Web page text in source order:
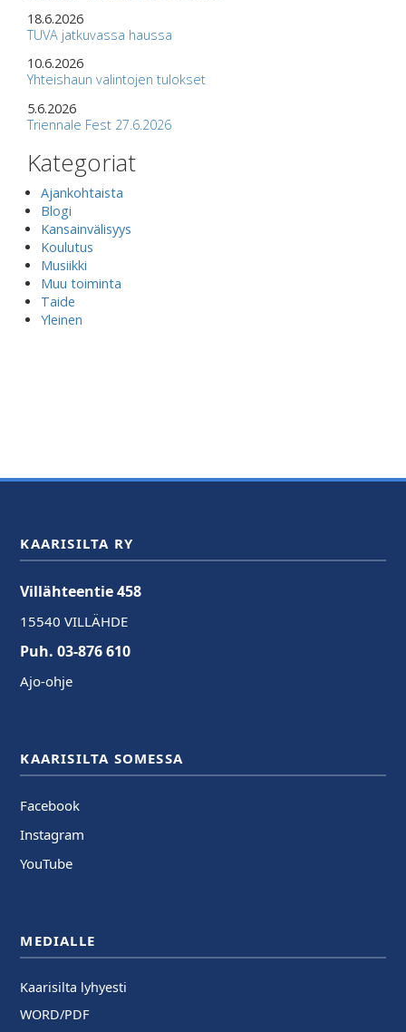
18.6.2026
TUVA jatkuvassa haussa
10.6.2026
Yhteishaun valintojen tulokset
5.6.2026
Triennale Fest 27.6.2026
Kategoriat
Ajankohtaista
Blogi
Kansainvälisyys
Koulutus
Musiikki
Muu toiminta
Taide
Yleinen
KAARISILTA RY
Villähteentie 458
15540 VILLÄHDE
Puh. 03-876 610
Ajo-ohje
KAARISILTA SOMESSA
Facebook
Instagram
YouTube
MEDIALLE
Kaarisilta lyhyesti
WORD/PDF